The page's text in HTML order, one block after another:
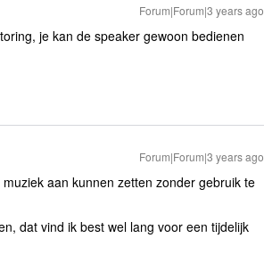
Forum|Forum|3 years ago
je kan de speaker gewoon bedienen
Forum|Forum|3 years ago
aan kunnen zetten zonder gebruik te
dat vind ik best wel lang voor een tijdelijk